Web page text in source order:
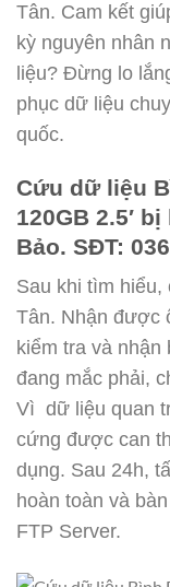
Tân. Cam kết
kỳ nguyên nhân
liệu? Đừng lo
phục dữ liệu
quốc.
Cứu dữ liệu
120GB 2.5′
Bảo. SĐT:
Sau khi tìm hiểu,
Tân. Nhận được
kiểm tra và
đang mắc phải,
Vì dữ liệu quan
cứng được can
dụng. Sau 24h,
hoàn toàn và
FTP Server.